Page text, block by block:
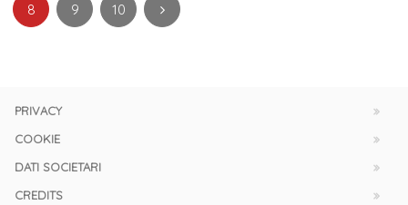
8 9 10
PRIVACY
COOKIE
DATI SOCIETARI
CREDITS